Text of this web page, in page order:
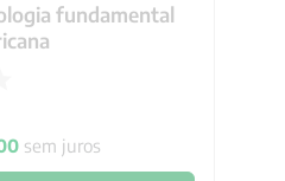
fundamental
sem juros